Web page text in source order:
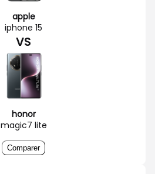
apple
iphone 15
VS
honor
magic7 lite
Comparer